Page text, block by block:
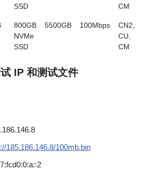
SSD
CM
800GB
NVMe
SSD
5500GB 100Mbps
CN2,
CU,
CM
IP 和测试文件
185.186.146.8/100mb.bin